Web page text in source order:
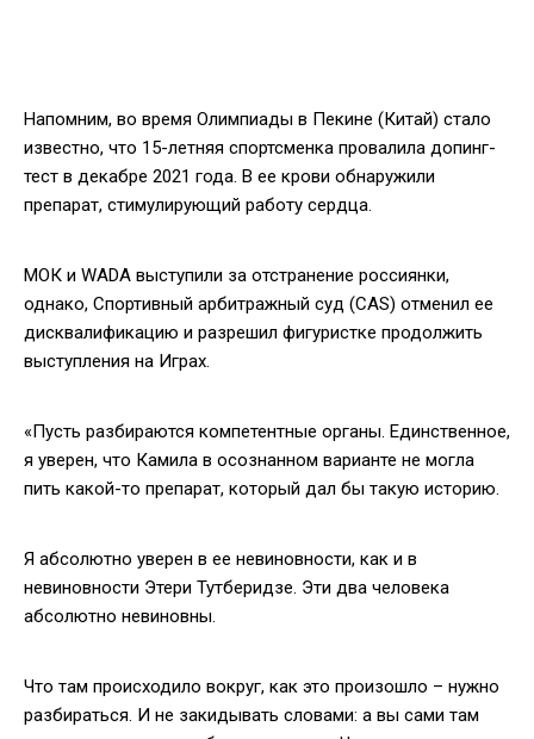
Напомним, во время Олимпиады в Пекине (Китай) стало
известно, что 15-летняя спортсменка провалила допинг-
тест в декабре 2021 года. В ее крови обнаружили
препарат, стимулирующий работу сердца.
МОК и WADA выступили за отстранение россиянки,
однако, Спортивный арбитражный суд (CAS) отменил ее
дисквалификацию и разрешил фигуристке продолжить
выступления на Играх.
«Пусть разбираются компетентные органы. Единственное,
я уверен, что Камила в осознанном варианте не могла
пить какой-то препарат, который дал бы такую историю.
Я абсолютно уверен в ее невиновности, как и в
невиновности Этери Тутберидзе. Эти два человека
абсолютно невиновны.
Что там происходило вокруг, как это произошло – нужно
разбираться. И не закидывать словами: а вы сами там